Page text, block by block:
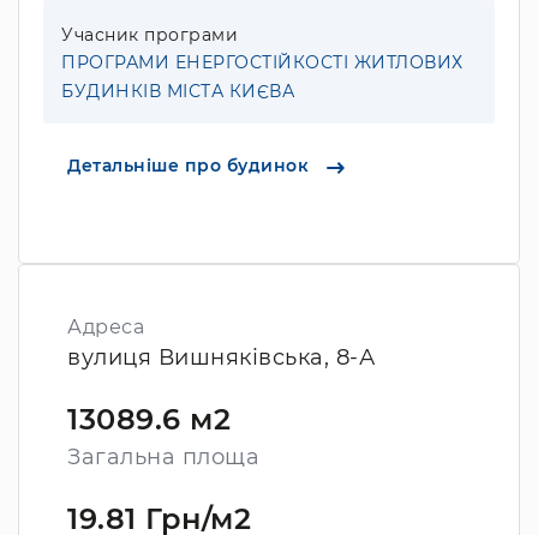
Учасник програми
ПРОГРАМИ ЕНЕРГОСТІЙКОСТІ ЖИТЛОВИХ
БУДИНКІВ МІСТА КИЄВА
Детальніше про будинок
Адреса
вулиця Вишняківська, 8-А
13089.6 м2
Загальна площа
19.81 Грн/м2